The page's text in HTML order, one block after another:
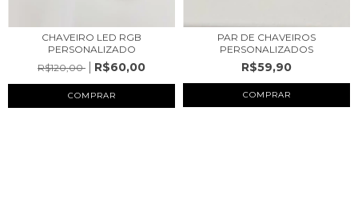
CHAVEIRO LED RGB
PERSONALIZADO
R$120,00
R$60,00
PAR DE CHAVEIROS
PERSONALIZADOS
R$59,90
COMPRAR